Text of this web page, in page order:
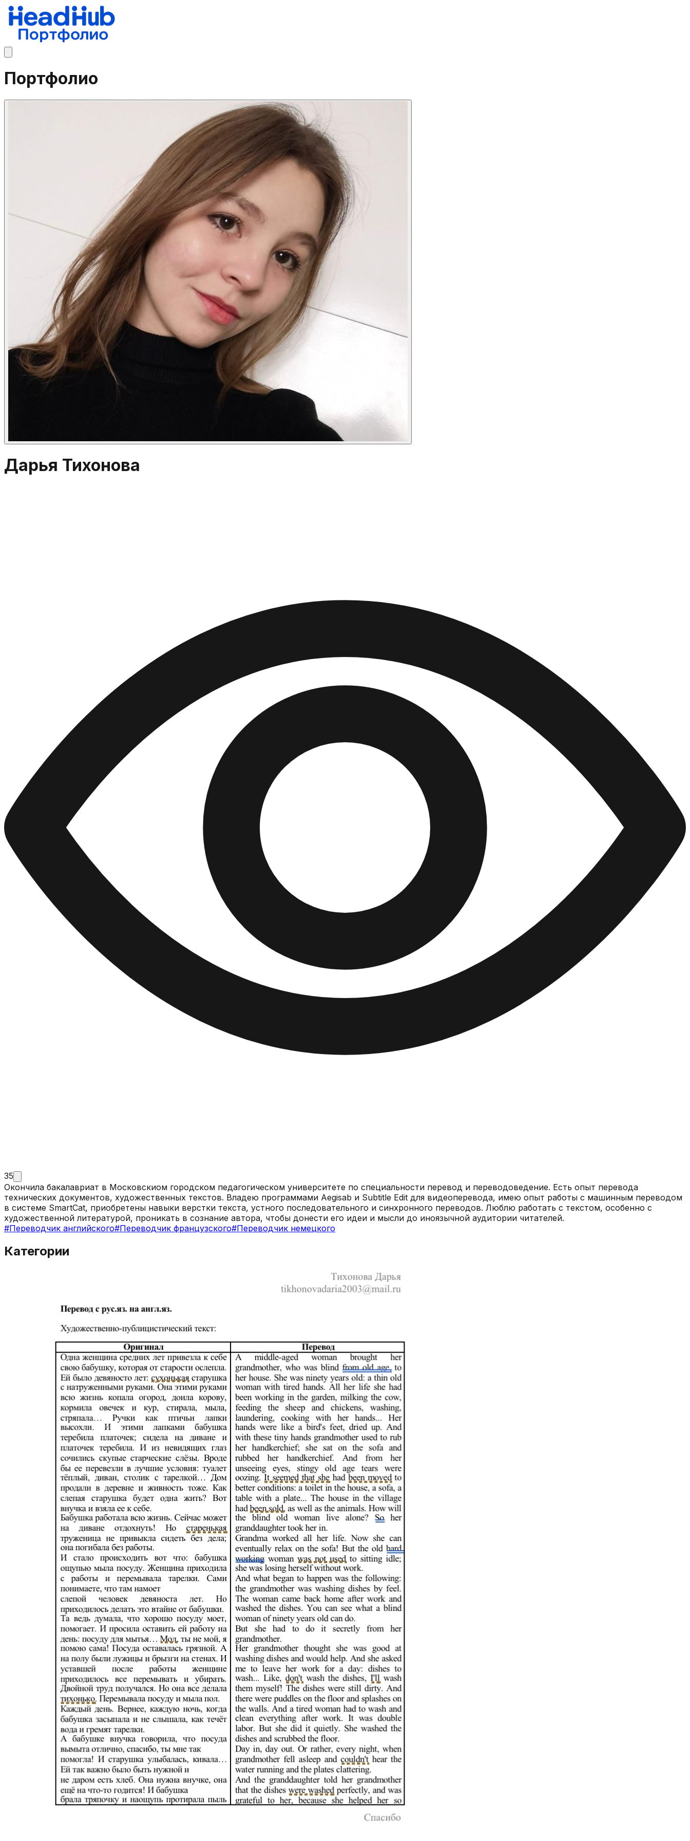
Портфолио
Дарья Тихонова
35
Окончила бакалавриат в Московскиом городском педагогическом университете по специальности перевод и переводоведение. Есть опыт перевода
технических документов, художественных текстов. Владею программами Aegisab и Subtitle Edit для видеоперевода, имею опыт работы с машинным переводом
в системе SmartCat, приобретены навыки верстки текста, устного последовательного и синхронного переводов. Люблю работать с текстом, особенно с
художественной литературой, проникать в сознание автора, чтобы донести его идеи и мысли до иноязычной аудитории читателей.
#Переводчик английского#Переводчик французского#Переводчик немецкого
Категории